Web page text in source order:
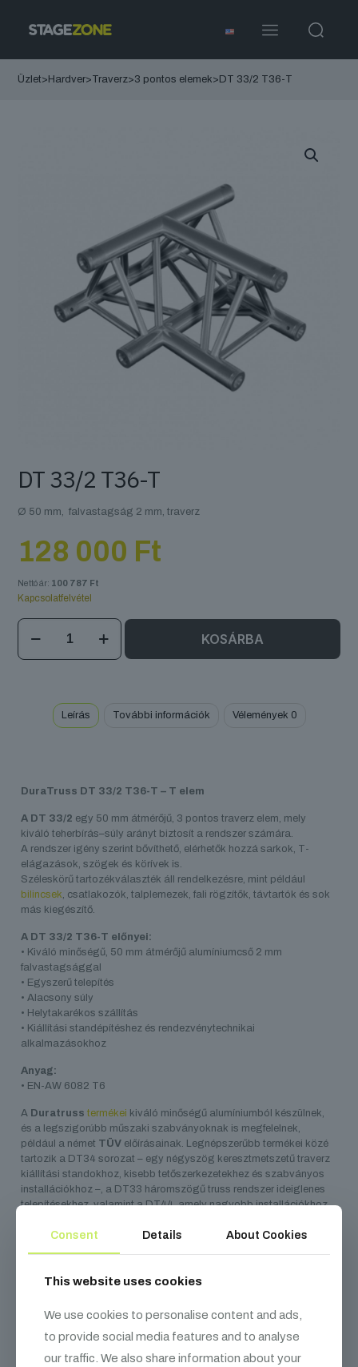
Üzlet> Hardver>Traverz>3 pontos elemek> DT 33/2 T36-T
DT 33/2 T36-T
Ø 50 mm, falvastagság 2 mm, traverz
128 000 Ft
Nettó ár: 100 787 Ft
Kapcsolatfelvétel
DT
33/2
T36-
KOSÁRBA
Leírás További információk Vélemények 0
DuraTruss DT 33/2 T36-T – T elem
A DT 33/2 egy 50 mm átmérőjű, 3 pontos traverz elem, mely
kiváló teherbírás–súly arányt biztosít a rendszer számára.
A rendszer igény szerint bővíthető, elérhetők hozzá sarkok, T-
elágazások, szögek és körívek is.
Széleskörű tartozékválaszték áll rendelkezésre, mint például
bilincsek, csatlakozók, talplemezek, fali rögzítők, távtartók és sok
más kiegészítő.
A DT 33/2 T36-T előnyei:
• Kiváló minőségű, 50 mm átmérőjű alumíniumcső 2 mm
falvastagsággal
• Egyszerű telepítés
• Alacsony súly
• Helytakarékos szállítás
• Kiállítási standépítéshez és rendezvénytechnikai
alkalmazásokhoz
Anyag:
• EN-AW 6082 T6
A Duratruss termékei kiváló minőségű alumíniumból készülnek,
és a legszigorúbb műszaki szabványoknak is megfelelnek,
például a német TÜV előírásainak. Legnépszerűbb termékei közé
tartozik a DT34 sorozat – egy négyszög keresztmetszetű traverz
kiállítási standokhoz, kisebb tetőszerkezetekhez és szabványos
installációkhoz –, a DT33 háromszögű truss rendszer ideiglenes
telepítésekhez, valamint a DT44, amely nagyobb installációkhoz
lehetővé teszi, hogy állandó készletet tartsanak fent, így standard
a termékek mindig gyorsan elérhetők.
Kapcsolódótermékek
Consent Details About Cookies
This website uses cookies
We use cookies to personalise content and ads,
to provide social media features and to analyse
our traffic. We also share information about your